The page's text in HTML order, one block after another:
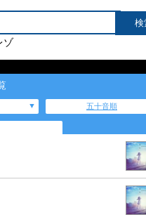
ゾ
五十音順